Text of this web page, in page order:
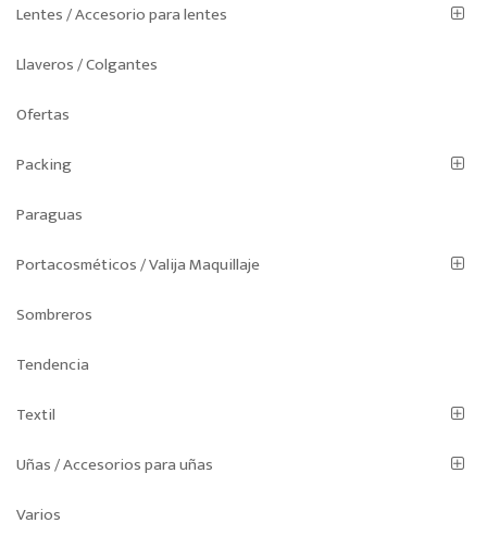
Lentes / Accesorio para lentes
Llaveros / Colgantes
Ofertas
Packing
Paraguas
Portacosméticos / Valija Maquillaje
Sombreros
Tendencia
Textil
Uñas / Accesorios para uñas
Varios